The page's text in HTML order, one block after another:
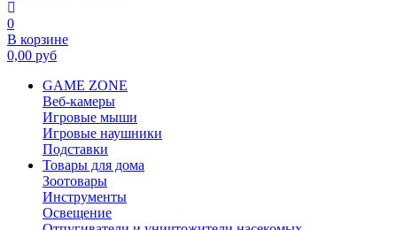
0
В корзине
0,00 руб
GAME ZONE
Веб-камеры
Игровые мыши
Игровые наушники
Подставки
Товары для дома
Зоотовары
Инструменты
Освещение